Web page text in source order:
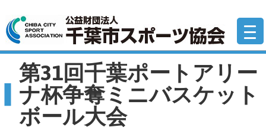
テ
ン
公
第31回千葉ポートアリー
ナ杯争奪ミニバスケット
ボール大会